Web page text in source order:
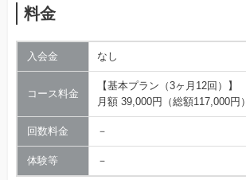
料金
入会金 なし
コース料金
【基本プラン（3ヶ月12回）】
月額 39,000円（総額117,000円）
回数料金 －
体験等 －